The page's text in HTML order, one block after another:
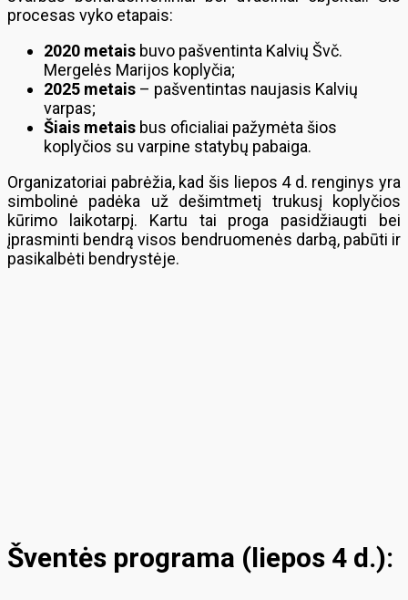
procesas vyko etapais:
2020 metais buvo pašventinta Kalvių Švč.
Mergelės Marijos koplyčia;
2025 metais – pašventintas naujasis Kalvių
varpas;
Šiais metais bus oficialiai pažymėta šios
koplyčios su varpine statybų pabaiga.
Organizatoriai pabrėžia, kad šis liepos 4 d. renginys yra
simbolinė padėka už dešimtmetį trukusį koplyčios
kūrimo laikotarpį. Kartu tai proga pasidžiaugti bei
įprasminti bendrą visos bendruomenės darbą, pabūti ir
pasikalbėti bendrystėje.
Šventės programa (liepos 4 d.):